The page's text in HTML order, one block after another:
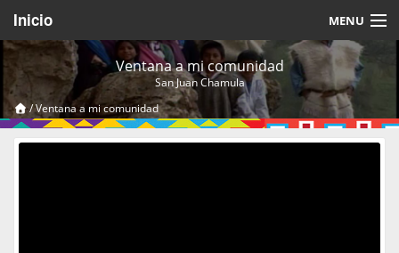
Inicio MENU
Acerca de
Videos Temáticos
Cerrar Sesión
Ventana a mi comunidad
San Juan Chamula
/Ventana a mi comunidad